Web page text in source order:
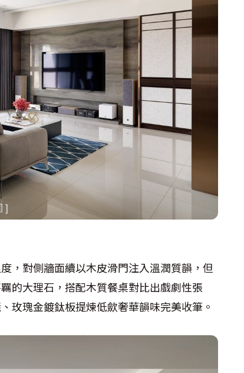
，對側牆面續以木皮滑門注入溫潤質韻，但
的大理石，搭配木質餐桌對比出戲劇性張
玫瑰金鍍鈦板提煉低歛奢華韻味完美收筆。